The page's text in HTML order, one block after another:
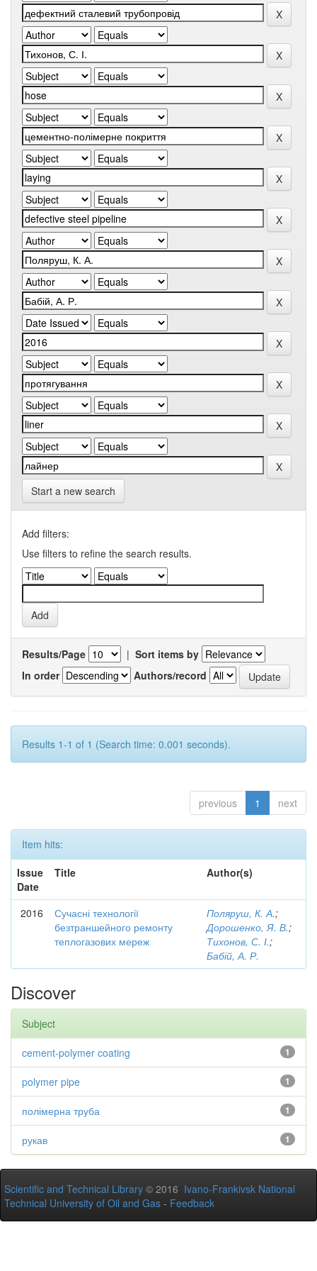
Start a new search
Add filters:
Use filters to refine the search results.
Results/Page | Sort items by
In order
Authors/record
Results 1-1 of 1 (Search time: 0.001 seconds).
previous 1 next
Item hits:
Issue
Date
Title Author(s)
2016
Сучасні технології
безтраншейного ремонту
теплогазових мереж
Поляруш, К. А.;
Дорошенко, Я. В.;
Тихонов, С. І.;
Бабій, А. Р.
Discover
Subject
1
cement-polymer coating
1
polymer pipe
1
полімерна труба
1
рукав
Scientific and Technical Library © 2016 Ivano-Frankivsk National
Technical University of Oil and Gas - Feedback